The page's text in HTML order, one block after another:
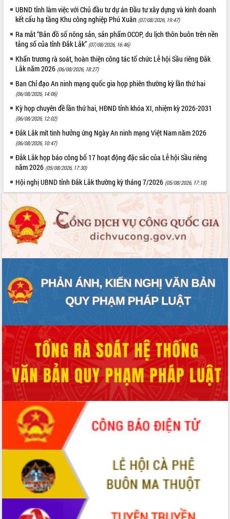
UBND tỉnh làm việc với Chủ đầu tư dự án Đầu tư xây dựng và kinh doanh
kết cấu hạ tầng Khu công nghiệp Phú Xuân (07/08/2026, 19:47)
Ra mắt “Bản đồ số nông sản, sản phẩm OCOP, du lịch thôn buôn trên nền
tảng số của tỉnh Đắk Lắk” (07/08/2026, 16:46)
Khẩn trương rà soát, hoàn thiện công tác tổ chức Lễ hội Sầu riêng Đắk
Lắk năm 2026 (06/08/2026, 18:27)
Ban Chỉ đạo An ninh mạng quốc gia họp phiên thường kỳ lần thứ hai
(06/08/2026, 14:06)
Kỳ họp chuyên đề lần thứ hai, HĐND tỉnh khóa XI, nhiệm kỳ 2026-2031
(06/08/2026, 12:02)
Đắk Lắk mít tinh hưởng ứng Ngày An ninh mạng Việt Nam năm 2026
(06/08/2026, 10:47)
Đắk Lắk họp báo công bố 17 hoạt động đặc sắc của Lễ hội Sầu riêng
năm 2026 (05/08/2026, 17:30)
Hội nghị UBND tỉnh Đắk Lắk thường kỳ tháng 7/2026 (05/08/2026, 17:18)